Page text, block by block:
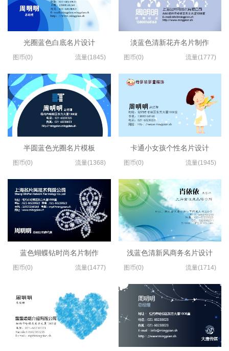
光圈蓝色白底名片设计
图币(0) 流量(1845)
半圆蓝色光圈名片模板
图币(0) 流量(1368)
蓝色蝴蝶钻时尚名片制作
图币(0) 流量(1477)
淡蓝色清新花卉名片制作
图币(0) 流量(1777)
卡通小女孩个性名片设计
图币(0) 流量(1945)
浅蓝色清新风商务名片设计
图币(0) 流量(1714)